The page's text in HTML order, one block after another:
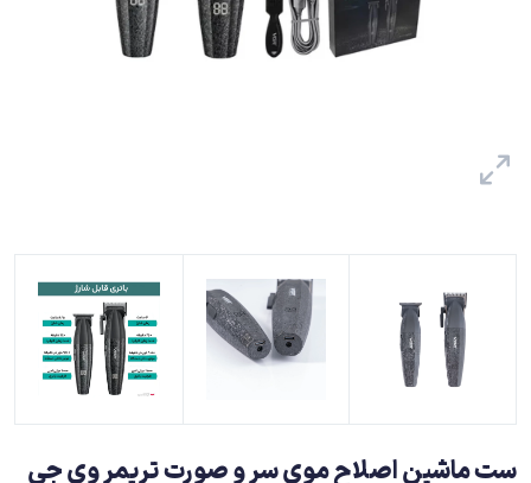
ست ماشین اصلاح موی سر و صورت تریمر وی جی